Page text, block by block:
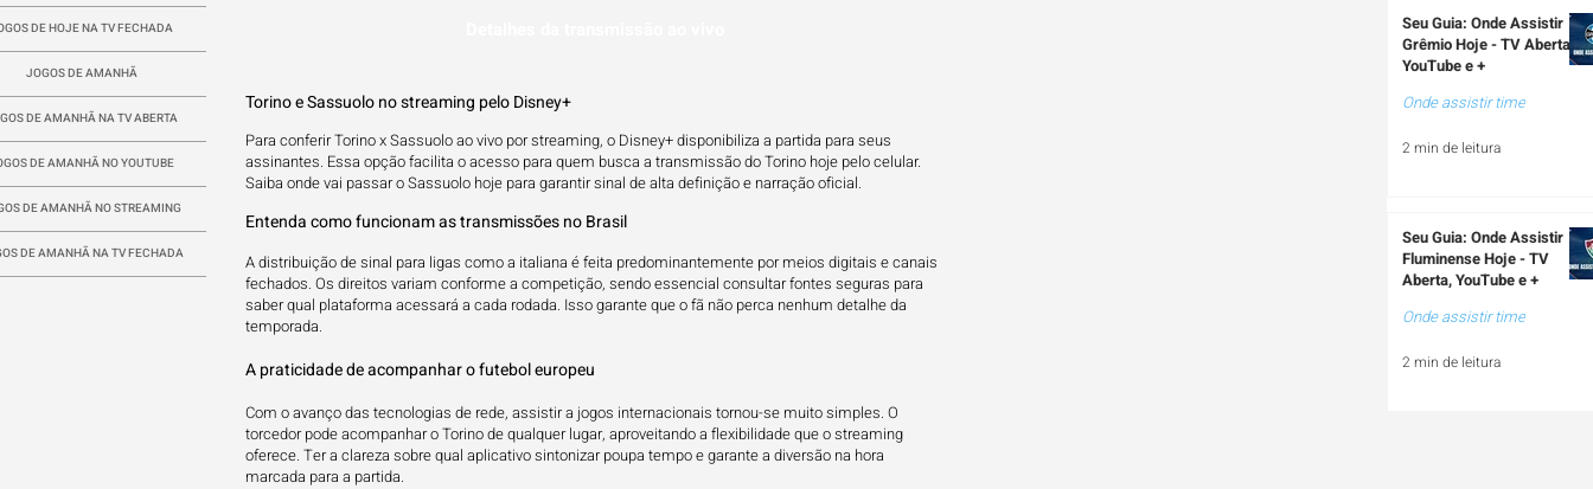
DE HOJE NA TV FECHADA
JOGOS DE AMANHÃ
DE AMANHÃ NA TV ABERTA
DE AMANHÃ NO YOUTUBE
DE AMANHÃ NO STREAMING
DE AMANHÃ NA TV FECHADA
Torino e Sassuolo no streaming pelo Disney+
Para conferir Torino x Sassuolo ao vivo por streaming, o Disney+ disponibiliza a partida para seus
assinantes. Essa opção facilita o acesso para quem busca a transmissão do Torino hoje pelo celular.
Saiba onde vai passar o Sassuolo hoje para garantir sinal de alta definição e narração oficial.
Entenda como funcionam as transmissões no Brasil
A distribuição de sinal para ligas como a italiana é feita predominantemente por meios digitais e canais
fechados. Os direitos variam conforme a competição, sendo essencial consultar fontes seguras para
saber qual plataforma acessará a cada rodada. Isso garante que o fã não perca nenhum detalhe da
temporada.
A praticidade de acompanhar o futebol europeu
Com o avanço das tecnologias de rede, assistir a jogos internacionais tornou-se muito simples. O
torcedor pode acompanhar o Torino de qualquer lugar, aproveitando a flexibilidade que o streaming
oferece. Ter a clareza sobre qual aplicativo sintonizar poupa tempo e garante a diversão na hora
marcada para a partida.
Seu Guia: Onde Assistir
Grêmio Hoje - TV Aberta,
YouTube e +
Onde assistir time
2 min de leitura
Seu Guia: Onde Assistir
Fluminense Hoje - TV
Aberta, YouTube e +
Onde assistir time
2 min de leitura